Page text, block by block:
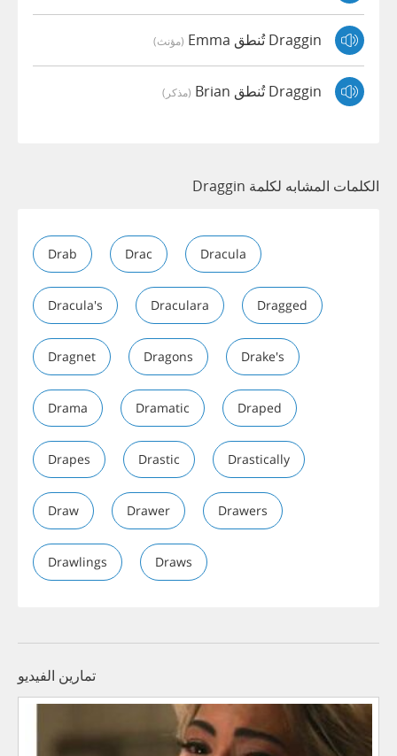
Draggin تُنطق Emma (مؤنث)
Draggin تُنطق Brian (مذكر)
الكلمات المشابه لكلمة Draggin
Drab Drac Dracula
Dracula's Draculara Dragged
Dragnet Dragons Drake's
Drama Dramatic Draped
Drapes Drastic Drastically
Draw Drawer Drawers
Drawlings Draws
تمارين الفيديو